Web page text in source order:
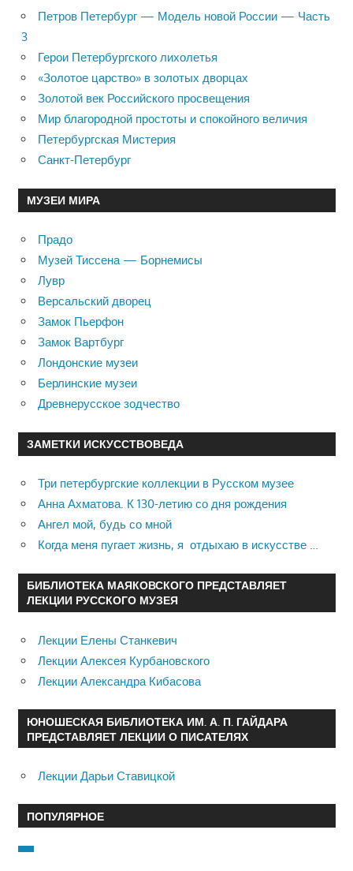
Петров Петербург — Модель новой России — Часть
3
Герои Петербургского лихолетья
«Золотое царство» в золотых дворцах
Золотой век Российского просвещения
Мир благородной простоты и спокойного величия
Петербургская Мистерия
Санкт-Петербург
МУЗЕИ МИРА
Прадо
Музей Тиссена — Борнемисы
Лувр
Версальский дворец
Замок Пьерфон
Замок Вартбург
Лондонские музеи
Берлинские музеи
Древнерусское зодчество
ЗАМЕТКИ ИСКУССТВОВЕДА
Три петербургские коллекции в Русском музее
Анна Ахматова. К 130-летию со дня рождения
Ангел мой, будь со мной
Когда меня пугает жизнь, я отдыхаю в искусстве …
БИБЛИОТЕКА МАЯКОВСКОГО ПРЕДСТАВЛЯЕТ
ЛЕКЦИИ РУССКОГО МУЗЕЯ
Лекции Елены Станкевич
Лекции Алексея Курбановского
Лекции Александра Кибасова
ЮНОШЕСКАЯ БИБЛИОТЕКА ИМ. А. П. ГАЙДАРА
ПРЕДСТАВЛЯЕТ ЛЕКЦИИ О ПИСАТЕЛЯХ
Лекции Дарьи Ставицкой
ПОПУЛЯРНОЕ